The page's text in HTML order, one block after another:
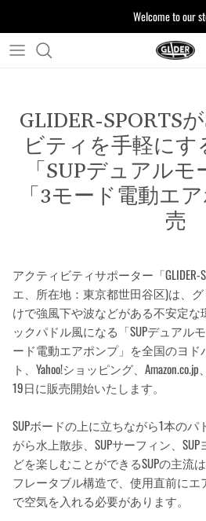
ッ
Welcome to our
お客様からいただいたご質問
ます
注文について 製品
GLIDER-SPORTS
ビティを手軽にす
「SUPデュアルモ
「3モード電動エ
売
アクティビティサポーター「GLIDER-
エ、所在地：東京都世田谷区)は、
けで強風下や波などがある不安定
ックパドル風になる「SUPデュアル
ード電動エアポンプ」を全国のヨド
ト、Yahoo!ショッピング、
19日に販売開始いたします。
SUPボードの上に立ちながら1本の
がら水上散歩、SUPサーフィン、
どを楽しむことができるSUPの主流
フレータブル構造で、使用直前にエ
で空気を入れる必要があります。